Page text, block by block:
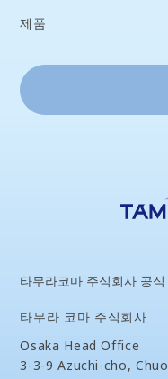
타무라코마 주식회사 공
타무라 코마 주식회사
Osaka Head Office
3-3-9 Azuchi-cho,
제품